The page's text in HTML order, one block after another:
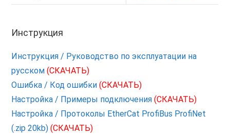
Инструкция
Инструкция / Руководство по эксплуатации на
русском(СКАЧАТЬ)
Ошибка / Код ошибки(СКАЧАТЬ)
Настройка / Примеры подключения(СКАЧАТЬ)
Настройка / Протоколы EtherCat ProfiBus ProfiNet
(.zip 20kb)(СКАЧАТЬ)